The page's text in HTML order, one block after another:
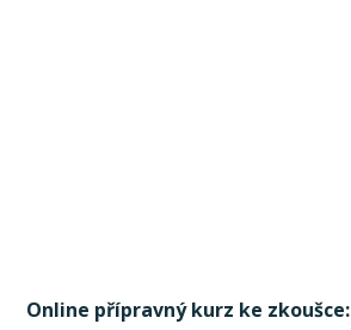
Online přípravný kurz ke zkoušce: